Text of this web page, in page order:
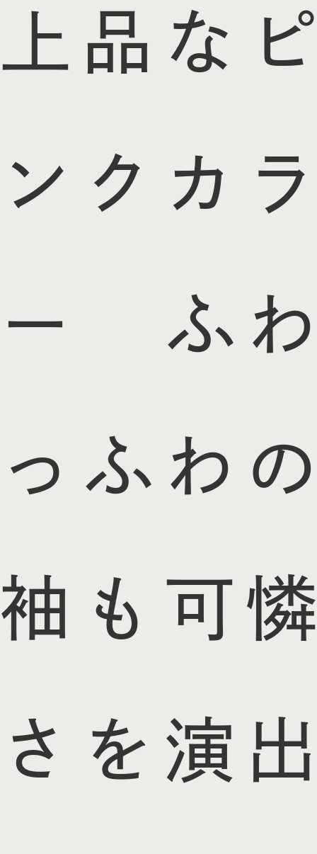
上品なピ
ンクカラ
ー ふわ
っふわの
袖も可憐
さを演出